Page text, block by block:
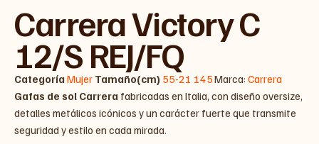
Carrera Victory C
12/S REJ/FQ
Categoría Mujer Tamaño(cm) 55-21 145Marca: Carrera
Gafas de sol Carrera fabricadas en Italia, con diseño oversize,
detalles metálicos icónicos y un carácter fuerte que transmite
seguridad y estilo en cada mirada.